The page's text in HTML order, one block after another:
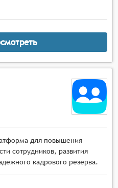
для повышения
сотрудников, развития
кадрового резерва.